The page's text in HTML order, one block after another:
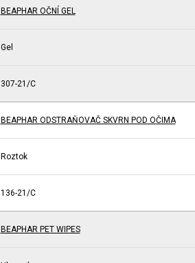
BEAPHAR OČNÍ GEL
Gel
307-21/C
BEAPHAR ODSTRAŇOVAČ SKVRN POD OČIMA
Roztok
136-21/C
BEAPHAR PET WIPES